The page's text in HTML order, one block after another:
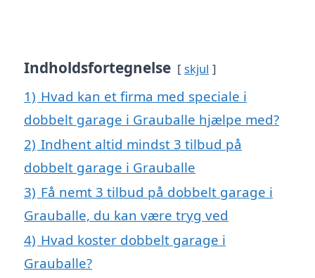
Indholdsfortegnelse skjul
1) Hvad kan et firma med speciale i
dobbelt garage i Grauballe hjælpe med?
2) Indhent altid mindst 3 tilbud på
dobbelt garage i Grauballe
3) Få nemt 3 tilbud på dobbelt garage i
Grauballe, du kan være tryg ved
4) Hvad koster dobbelt garage i
Grauballe?